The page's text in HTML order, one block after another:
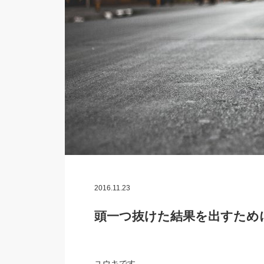
2016.11.23
頭一つ抜けた結果を出すため